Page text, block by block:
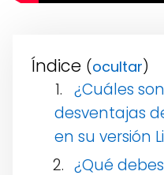
Índice ( )
¿Cuáles
desventajas
en su versión
¿Qué